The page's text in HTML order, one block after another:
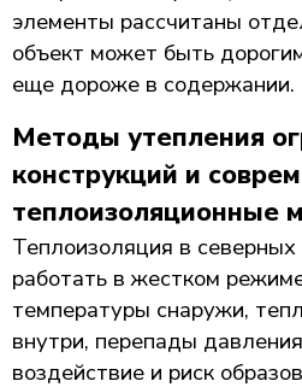
элементы рассчитаны
объект может быть
еще дороже в содержании.
Методы утепления
конструкций и
теплоизоляционные
Теплоизоляция в
работать в жестком
температуры снаружи,
внутри, перепады
воздействие и риск